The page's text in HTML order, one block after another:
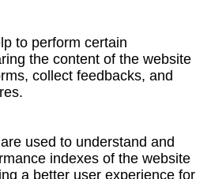
to perform certain
the content of the website
collect feedbacks, and
used to understand and
indexes of the website
a better user experience for